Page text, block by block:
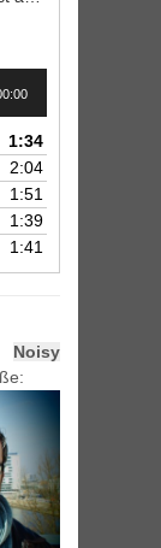
1:34
2:04
1:51
1:39
1:41
Noisy